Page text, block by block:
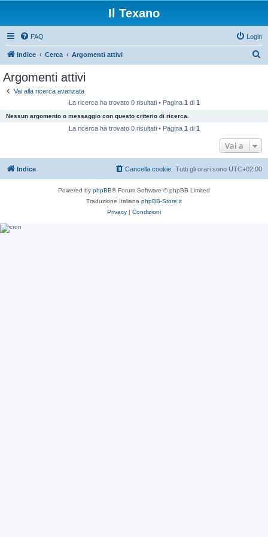
Il Texano
FAQ Login
Indice Cerca Argomenti attivi
Argomenti attivi
Vai alla ricerca avanzata
La ricerca ha trovato 0 risultati • Pagina 1 di 1
Nessun argomento o messaggio con questo criterio di ricerca.
La ricerca ha trovato 0 risultati • Pagina 1 di 1
Vai a
Indice Tutti gli orari sono UTC+02:00
Cancella cookie
Powered by phpBB® Forum Software © phpBB Limited
Traduzione Italiana phpBB-Store.it
Privacy | Condizioni